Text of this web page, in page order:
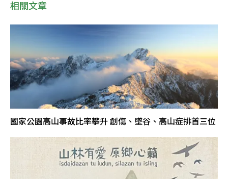
相關文章
國家公園高山事故比率攀升 創傷、墜谷、高山症排首三位